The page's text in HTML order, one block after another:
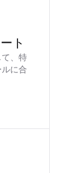
ト
、特
に合